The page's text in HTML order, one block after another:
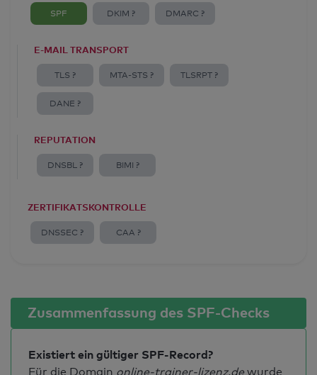
SPF DKIM ? DMARC ?
E-MAIL TRANSPORT
TLS ? MTA-STS ? TLSRPT ?
DANE ?
REPUTATION
DNSBL ? BIMI ?
ZERTIFIKATSKONTROLLE
DNSSEC ? CAA ?
Zusammenfassung des SPF-Checks
Existiert ein gültiger SPF-Record?
Für die Domain online-trainer-lizenz.de wurde